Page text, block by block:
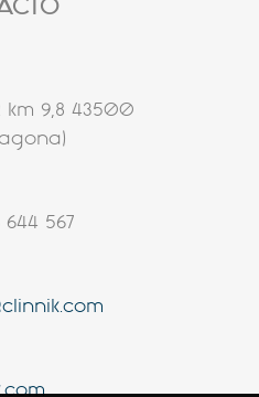
km 9,8 43500
644 567